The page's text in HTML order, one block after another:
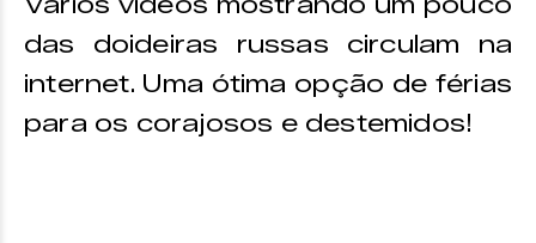
das doideiras russas circulam na
internet. Uma ótima opção de férias
para os corajosos e destemidos!